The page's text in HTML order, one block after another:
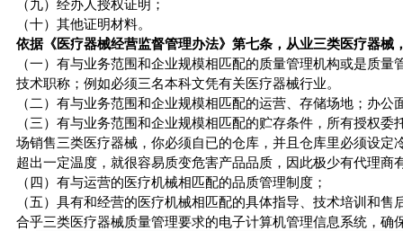
（十）其他证明材料。
依据《医疗器械经营监督管理办法》第七条，从业三类医疗器械
（一）有与业务范围和企业规模相匹配的质量管理机构或是质
技术职称；例如必须三名本科文凭有关医疗器械行业。
（二）有与业务范围和企业规模相匹配的运营、存储场地；办
（三）有与业务范围和企业规模相匹配的贮存条件，所有授权
场销售三类医疗器械，你必须自已的仓库，并且仓库里必须设
超出一定温度，就很容易质变危害产品品质，因此极少有代理商
（四）有与运营的医疗机械相匹配的品质管理制度；
（五）具有和经营的医疗机械相匹配的具体指导、技术培训和
合乎三类医疗器械质量管理要求的电子计算机管理信息系统，确